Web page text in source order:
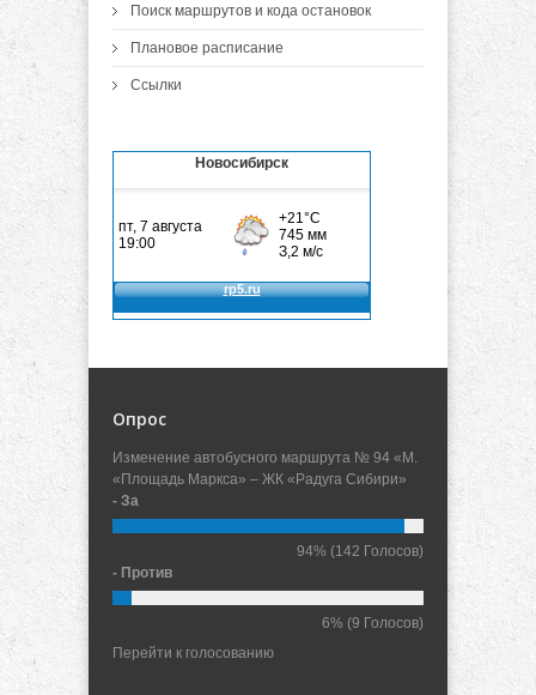
Поиск маршрутов и кода остановок
Плановое расписание
Ссылки
Новосибирск
Опрос
Изменение автобусного маршрута № 94 «М.
«Площадь Маркса» – ЖК «Радуга Сибири»
- За
94% (142 Голосов)
- Против
6% (9 Голосов)
Перейти к голосованию